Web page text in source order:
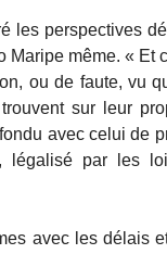
les perspectives
même. « Et
ou de faute, vu
sur leur
avec celui de
légalisé par les
avec les délais